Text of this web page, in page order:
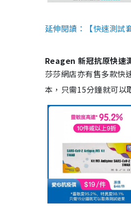
延伸閱讀：【快速測試
Reagen 新冠抗原快速
莎莎網店亦有售多款快
本，只需15分鐘就可以